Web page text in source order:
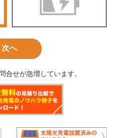
次へ
合せが急増しています。